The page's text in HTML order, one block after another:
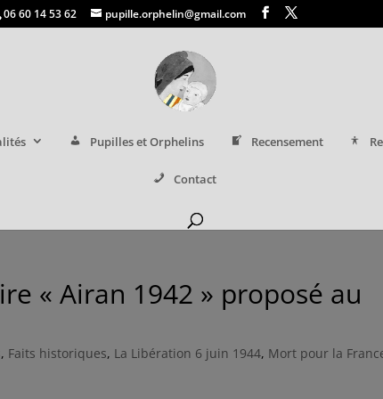
06 60 14 53 62 pupille.orphelin@gmail.com
Pupilles et Orphelins Recensement
Contact
« Airan 1942 » proposé au
, Faits historiques, La Libération 6 juin 1944, Mort pour la